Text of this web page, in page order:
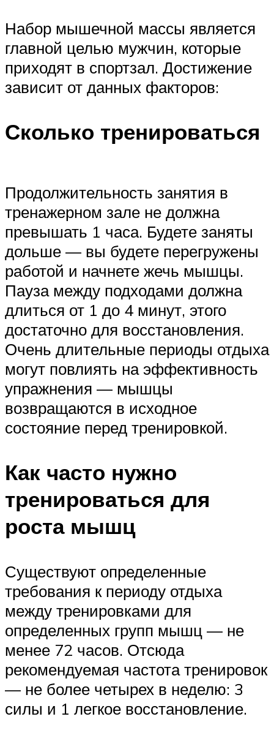
Набор мышечной массы является
главной целью мужчин, которые
приходят в спортзал. Достижение
зависит от данных факторов:
Сколько тренироваться
Продолжительность занятия в
тренажерном зале не должна
превышать 1 часа. Будете заняты
дольше — вы будете перегружены
работой и начнете жечь мышцы.
Пауза между подходами должна
длиться от 1 до 4 минут, этого
достаточно для восстановления.
Очень длительные периоды отдыха
могут повлиять на эффективность
упражнения — мышцы
возвращаются в исходное
состояние перед тренировкой.
Как часто нужно
тренироваться для
роста мышц
Существуют определенные
требования к периоду отдыха
между тренировками для
определенных групп мышц — не
менее 72 часов. Отсюда
рекомендуемая частота тренировок
— не более четырех в неделю: 3
силы и 1 легкое восстановление.